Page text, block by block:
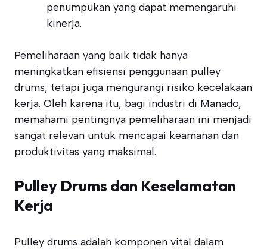
penumpukan yang dapat memengaruhi
kinerja.
Pemeliharaan yang baik tidak hanya
meningkatkan efisiensi penggunaan pulley
drums, tetapi juga mengurangi risiko kecelakaan
kerja. Oleh karena itu, bagi industri di Manado,
memahami pentingnya pemeliharaan ini menjadi
sangat relevan untuk mencapai keamanan dan
produktivitas yang maksimal.
Pulley Drums dan Keselamatan
Kerja
Pulley drums adalah komponen vital dalam